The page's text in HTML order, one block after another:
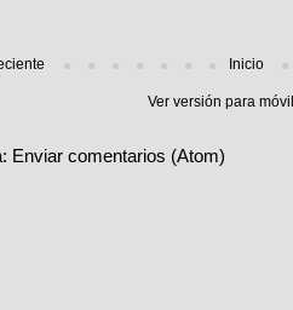
Inicio
Ver versión para
Enviar comentarios (Atom)